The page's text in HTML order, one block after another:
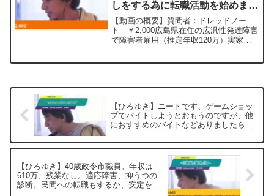
しをする為に転職活動を始めまし
たが、母に「知的障害なんだから
できるわけないだろ！」マジギレ
ー ひろゆき切り抜き
【動画の概要】質問者：ドレッドノー
ト ￥2,000広島県在住の広汎性発達障害
で障害者雇用（推定年収120万）実家暮
【ひろゆき】ニートです、ゲームショッ
プでバイトしようとおもうのですが、他
におすすめのバイトなどありましたら教
20250625
【ひろゆき】40歳政令市職員。年収は
610万、残業なし。適応障害、抑うつの
診断。民間への転職もするか、安定を求